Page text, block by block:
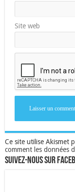
Site web
Ce site utilise Akismet
comment les données
Suivez-nous sur